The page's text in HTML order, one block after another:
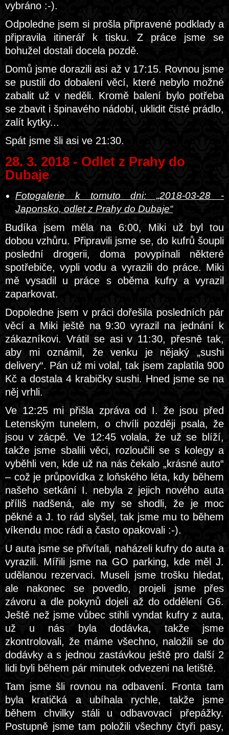
vybráno :-).
Odpoledne jsem si prošla připravené podklady a
připravila itinerář k tisku. Z práce jsme se
bohužel dostali docela pozdě.
Domů jsme dorazili asi až v 17:15. Rovnou jsme
se pustili do dobalení věcí, které nebylo možné
zabalit už v neděli. Kromě balení bylo potřeba
se zbavit i špinavého nádobí, uklidit čisté prádlo,
zalít kytky...
Spát jsme šli asi ve 21:30.
28. 3. 2018 - Odlet z Prahy do
Dubaje
Fotogalerie k tomuto dni: „2018-03-28 -
Japonsko, odlet z Prahy do Dubaje“
Budíka jsem měla na 6:00, Miki už byl tou
dobou vzhůru. Připravili jsme se, do kufrů šoupli
poslední drogerii, doma povypínali některé
spotřebiče, vypli vodu a vyrazili do práce. Miki
mě vysadil u práce s oběma kufry a vyrazil
zaparkovat.
Dopoledne jsem v práci dořešila posledních pár
věcí a Miki ještě na 9:30 vyrazil na jednání k
zákazníkovi. Vrátil se asi v 11:30, přesně tak,
aby mi oznámil, že venku je nějaký „sushi
delivery“. Pán už mi volal, tak jsem zaplatila 900
Kč a dostala 4 krabičky sushi. Hned jsme se na
něj vrhli.
Ve 12:25 mi přišla zpráva od I. že jsou před
Letenským tunelem, o chvíli později psala, že
jsou v zácpě. Ve 12:45 volala, že už se blíží,
takže jsme sbalili věci, rozloučili se s kolegy a
vyběhli ven, kde už na nás čekalo „krásné auto“
– což je průpovídka z loňského léta, kdy během
našeho setkání I. nebyla z jejich nového auta
příliš nadšená, ale my se shodli, že je moc
pěkné a J. to rád slyšel, tak jsme mu to během
víkendu moc rádi a často opakovali :-).
U auta jsme se přivítali, naházeli kufry do auta a
vyrazili. Mířili jsme na GO parking, kde měl J.
udělanou rezervaci. Museli jsme trošku hledat,
ale nakonec se povedlo, projeli jsme přes
závoru a dle pokynů dojeli až do oddělení G6.
Ještě než jsme vůbec stihli vyndat kufry z auta,
už u nás byla dodávka, takže jsme
zkontrolovali, že máme všechno, naložili se do
dodávky a s jednou zastávkou ještě pro další 2
lidi byli během pár minutek odvezeni na letiště.
Tam jsme šli rovnou na odbavení. Fronta tam
byla kratičká a ubíhala rychle, takže jsme
během chvilky stáli u odbavovací přepážky.
Postupně jsme tam položili všechny čtyři pasy,